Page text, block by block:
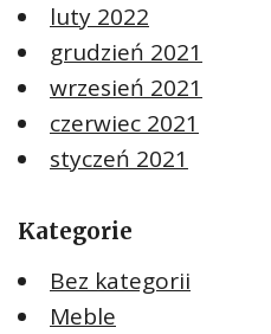
luty 2022
grudzień 2021
wrzesień 2021
czerwiec 2021
styczeń 2021
Kategorie
Bez kategorii
Meble